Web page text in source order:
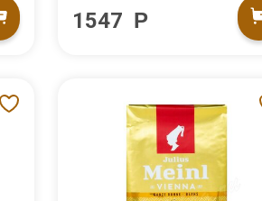
1547 Р